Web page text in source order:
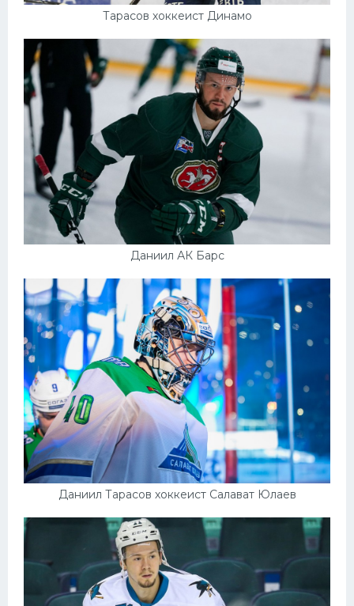
Тарасов хоккеист Динамо
Даниил АК Барс
Даниил Тарасов хоккеист Салават Юлаев